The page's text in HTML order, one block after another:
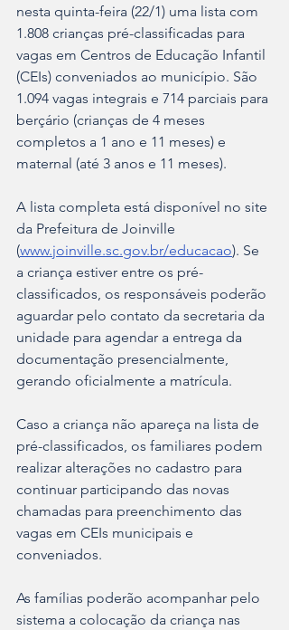
nesta quinta-feira (22/1) uma lista com
1.808 crianças pré-classificadas para
vagas em Centros de Educação Infantil
(CEIs) conveniados ao município. São
1.094 vagas integrais e 714 parciais para
berçário (crianças de 4 meses
completos a 1 ano e 11 meses) e
maternal (até 3 anos e 11 meses).
A lista completa está disponível no site
da Prefeitura de Joinville
(www.joinville.sc.gov.br/educacao). Se
a criança estiver entre os pré-
classificados, os responsáveis poderão
aguardar pelo contato da secretaria da
unidade para agendar a entrega da
documentação presencialmente,
gerando oficialmente a matrícula.
Caso a criança não apareça na lista de
pré-classificados, os familiares podem
realizar alterações no cadastro para
continuar participando das novas
chamadas para preenchimento das
vagas em CEIs municipais e
conveniados.
As famílias poderão acompanhar pelo
sistema a colocação da criança nas